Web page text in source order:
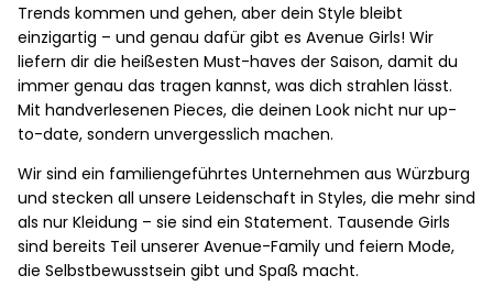
Trends kommen und gehen, aber dein Style bleibt
einzigartig – und genau dafür gibt es Avenue Girls! Wir
liefern dir die heißesten Must-haves der Saison, damit du
immer genau das tragen kannst, was dich strahlen lässt.
Mit handverlesenen Pieces, die deinen Look nicht nur up-
to-date, sondern unvergesslich machen.
Wir sind ein familiengeführtes Unternehmen aus Würzburg
und stecken all unsere Leidenschaft in Styles, die mehr sind
als nur Kleidung – sie sind ein Statement. Tausende Girls
sind bereits Teil unserer Avenue-Family und feiern Mode,
die Selbstbewusstsein gibt und Spaß macht.